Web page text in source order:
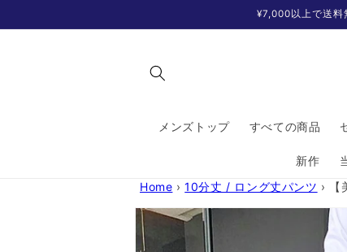
進む
¥7,000以上で送
メンズトップ すべての商品
新作
Home › 10分丈 / ロング丈パンツ ›
商品情
報にス
キップ